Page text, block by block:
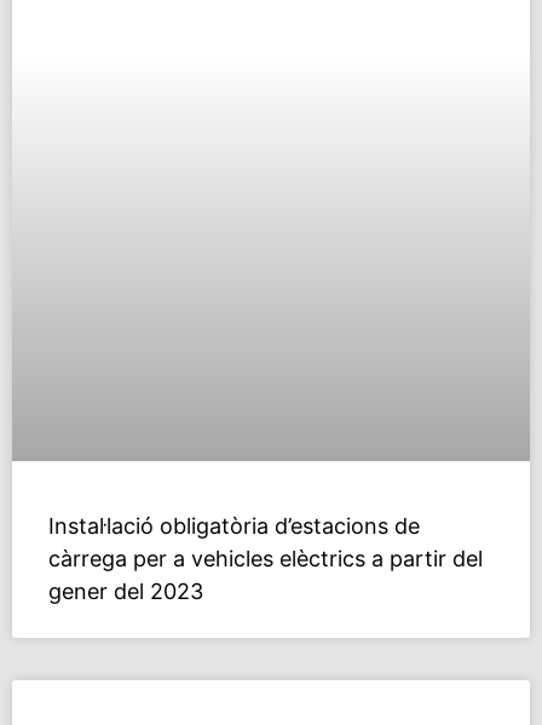
Instal·lació obligatòria d’estacions de
càrrega per a vehicles elèctrics a partir del
gener del 2023